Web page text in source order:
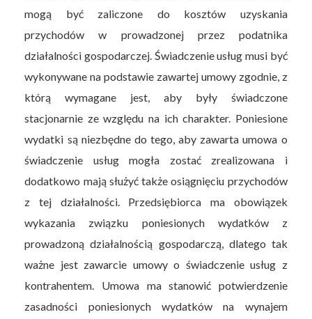
mogą być zaliczone do kosztów uzyskania
przychodów w prowadzonej przez podatnika
działalności gospodarczej. Świadczenie usług musi być
wykonywane na podstawie zawartej umowy zgodnie, z
którą wymagane jest, aby były świadczone
stacjonarnie ze względu na ich charakter. Poniesione
wydatki są niezbędne do tego, aby zawarta umowa o
świadczenie usług mogła zostać zrealizowana i
dodatkowo mają służyć także osiągnięciu przychodów
z tej działalności. Przedsiębiorca ma obowiązek
wykazania związku poniesionych wydatków z
prowadzoną działalnością gospodarczą, dlatego tak
ważne jest zawarcie umowy o świadczenie usług z
kontrahentem. Umowa ma stanowić potwierdzenie
zasadności poniesionych wydatków na wynajem